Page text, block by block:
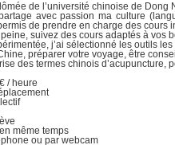
de l’université chinoise de
avec passion ma culture
de prendre en charge des
suivez des cours adaptés à vos
j’ai sélectionné les outils
préparer votre voyage, être
des termes chinois d’acupuncture,
/ heure
même temps
ou par webcam